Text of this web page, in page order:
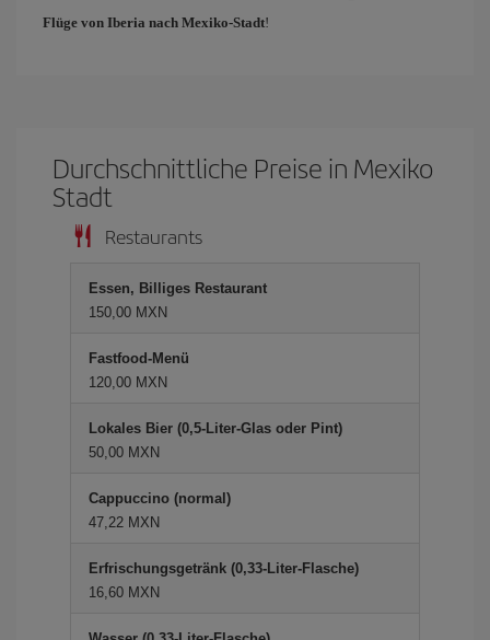
Flüge von Iberia nach Mexiko-Stadt!
Durchschnittliche Preise in Mexiko
Stadt
Restaurants
Essen, Billiges Restaurant
150,00 MXN
Fastfood-Menü
120,00 MXN
Lokales Bier (0,5-Liter-Glas oder Pint)
50,00 MXN
Cappuccino (normal)
47,22 MXN
Erfrischungsgetränk (0,33-Liter-Flasche)
16,60 MXN